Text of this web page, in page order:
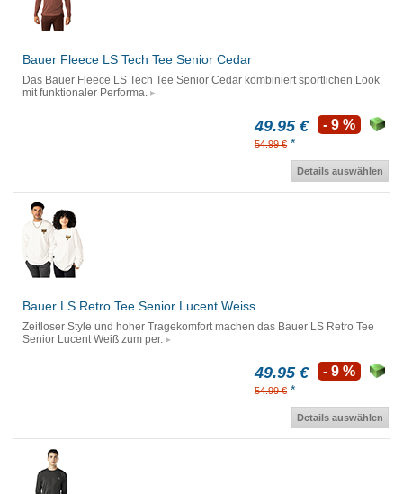
Bauer Fleece LS Tech Tee Senior Cedar
Das Bauer Fleece LS Tech Tee Senior Cedar kombiniert sportlichen Look
mit funktionaler Performa.
49.95 €
54.99 € *
- 9 %
Details auswählen
Bauer LS Retro Tee Senior Lucent Weiss
Zeitloser Style und hoher Tragekomfort machen das Bauer LS Retro Tee
Senior Lucent Weiß zum per.
49.95 €
54.99 € *
- 9 %
Details auswählen